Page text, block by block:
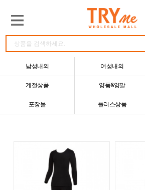
남성내의 여성내의
계절상품 양품&양말
포장물 플러스상품